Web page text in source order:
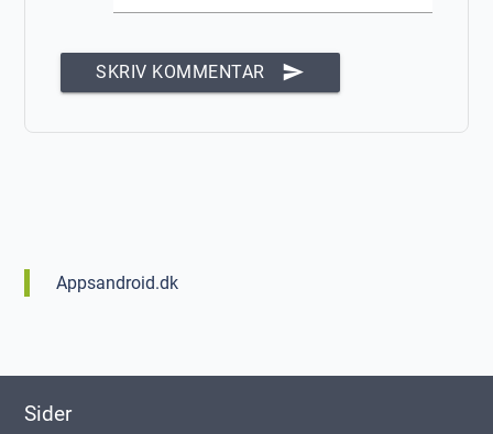
SKRIV KOMMENTAR send
Appsandroid.dk
Sider